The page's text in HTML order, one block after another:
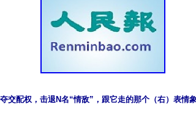
交配权，击退N名“情敌”，跟它走的那个（右）表情